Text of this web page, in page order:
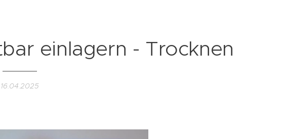
einlagern - Trocknen
16.04.2025